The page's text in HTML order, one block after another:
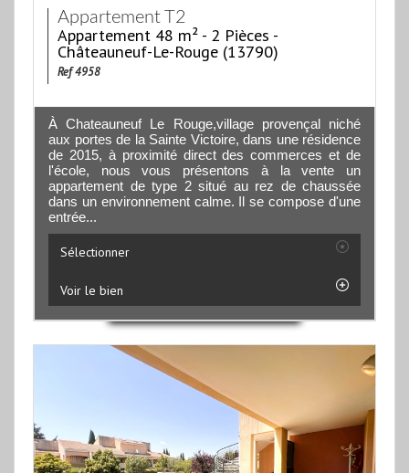
Appartement T2
Appartement 48 m² - 2 Pièces -
Châteauneuf-Le-Rouge (13790)
Ref 4958
À Chateauneuf Le Rouge,village provençal niché
aux portes de la Sainte Victoire, dans une résidence
de 2015, à proximité direct des commerces et de
l'école, nous vous présentons à la vente un
appartement de type 2 situé au rez de chaussée
dans un environnement calme. Il se compose d'une
entrée...
Sélectionner
Voir le bien